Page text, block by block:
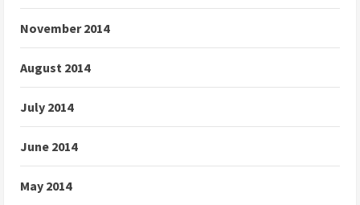
November 2014
August 2014
July 2014
June 2014
May 2014